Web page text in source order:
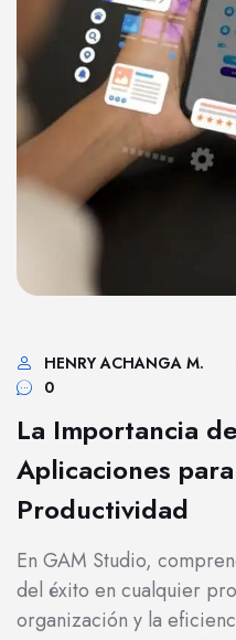
HENRY ACHANGA M.
0
La Importancia
Aplicaciones
Productividad
En GAM Studio,
del éxito en cualquier
organización y la